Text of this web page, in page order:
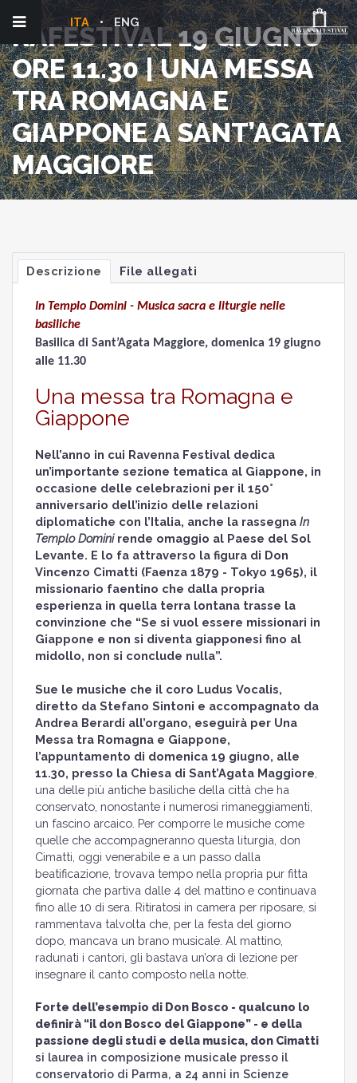
ENG
ITA
RAFESTIVAL 19 GIUGNO
ORE 11.30 | UNA MESSA
TRA ROMAGNA E
GIAPPONE A SANT’AGATA
MAGGIORE
Descrizione File allegati
In Templo Domini - Musica sacra e liturgie nelle
basiliche
Basilica di Sant’Agata Maggiore, domenica 19 giugno
alle 11.30
Una messa tra Romagna e
Giappone
Nell’anno in cui Ravenna Festival dedica
un’importante sezione tematica al Giappone, in
occasione delle celebrazioni per il 150°
anniversario dell’inizio delle relazioni
diplomatiche con l’Italia, anche la rassegna In
Templo Dominirende omaggio al Paese del Sol
Levante. E lo fa attraverso la figura di Don
Vincenzo Cimatti (Faenza 1879 - Tokyo 1965), il
missionario faentino che dalla propria
esperienza in quella terra lontana trasse la
convinzione che “Se si vuol essere missionari in
Giappone e non si diventa giapponesi fino al
midollo, non si conclude nulla”.
Sue le musiche che il coro Ludus Vocalis,
diretto da Stefano Sintoni e accompagnato da
Andrea Berardi all’organo, eseguirà per Una
Messa tra Romagna e Giappone,
l’appuntamento di domenica 19 giugno, alle
11.30, presso la Chiesa di Sant’Agata Maggiore
una delle più antiche basiliche della città che ha
conservato, nonostante i numerosi rimaneggiamenti,
un fascino arcaico. Per comporre le musiche come
quelle che accompagneranno questa liturgia, don
Cimatti, oggi venerabile e a un passo dalla
beatificazione, trovava tempo nella propria pur fitta
giornata che partiva dalle 4 del mattino e continuava
fino alle 10 di sera. Ritiratosi in camera per riposare, si
rammentava talvolta che, per la festa del giorno
dopo, mancava un brano musicale. Al mattino,
radunati i cantori, gli bastava un’ora di lezione per
insegnare il canto composto nella notte.
Forte dell’esempio di Don Bosco - qualcuno lo
definirà “il don Bosco del Giappone” - e della
passione degli studi e della musica, don Cimatti
si laurea in composizione musicale presso il
conservatorio di Parma, a 24 anni in Scienze